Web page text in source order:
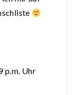
p.m. Uhr